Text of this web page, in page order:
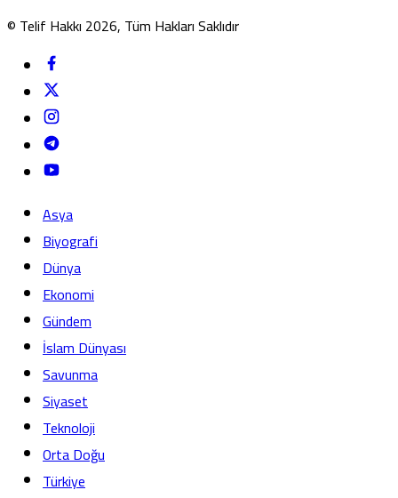
© Telif Hakkı 2026, Tüm Hakları Saklıdır
Asya
Biyografi
Dünya
Ekonomi
Gündem
İslam Dünyası
Savunma
Siyaset
Teknoloji
Orta Doğu
Türkiye